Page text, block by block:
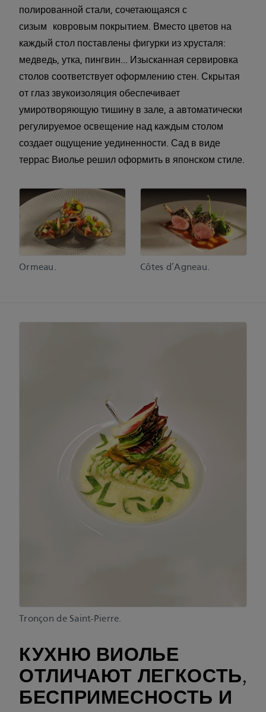
полированной стали, сочетающаяся с
сизым ковровым покрытием. Вместо цветов на
каждый стол поставлены фигурки из хрусталя:
медведь, утка, пингвин... Изысканная сервировка
столов соответствует оформлению стен. Скрытая
от глаз звукоизоляция обеспечивает
умиротворяющую тишину в зале, а автоматически
регулируемое освещение над каждым столом
создает ощущение уединенности. Сад в виде
террас Виолье решил оформить в японском стиле.
Ormeau. Côtes d’Agneau.
Tronçon de Saint-Pierre.
КУХНЮ ВИОЛЬЕ
ОТЛИЧАЮТ ЛЕГКОСТЬ,
БЕСПРИМЕСНОСТЬ И